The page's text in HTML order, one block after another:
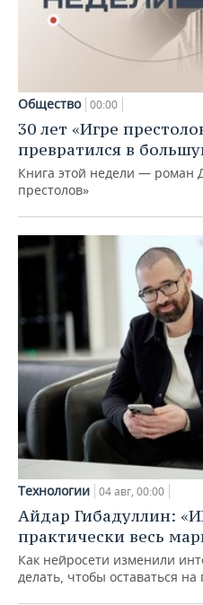
Общество 00:00
30 лет «Игре
превратился в
Книга этой недели — роман
престолов»
Технологии 04 авг, 00:00
Айдар Гибадуллин:
практически весь
Как нейросети изменили
делать, чтобы оставаться